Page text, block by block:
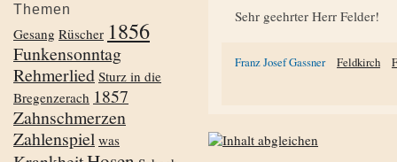
Sehr geehrter Herr Felder!
Franz Josef Gassner Feldkirch
Themen
Gesang Rüscher 1856
Funkensonntag
Rehmerlied Sturz in die
Bregenzerach 1857
Zahnschmerzen
Zahlenspiel was